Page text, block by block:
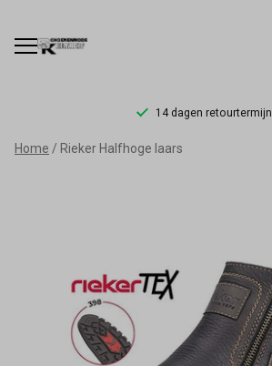
14 dagen retourtermijn
Rieker
Schoenmode
Kerkhof
Home Rieker Halfhoge laars